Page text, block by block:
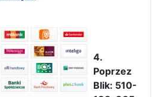
4.
Poprzez
Blik: 510-